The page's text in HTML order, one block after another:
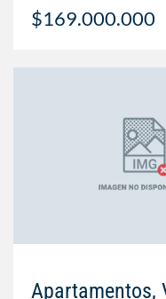
$169.000.000
Apartamentos,